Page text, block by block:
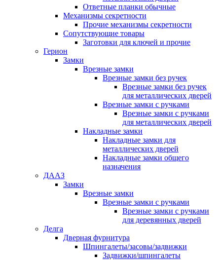
Ответные планки обычные
Механизмы секретности
Прочие механизмы секретности
Сопутствующие товары
Заготовки для ключей и прочие
Герион
Замки
Врезные замки
Врезные замки без ручек
Врезные замки без ручек
для металлических дверей
Врезные замки с ручками
Врезные замки с ручками
для металлических дверей
Накладные замки
Накладные замки для
металлических дверей
Накладные замки общего
назначения
ДААЗ
Замки
Врезные замки
Врезные замки с ручками
Врезные замки с ручками
для деревянных дверей
Делга
Дверная фурнитура
Шпингалеты/засовы/задвижки
Задвижки/шпингалеты